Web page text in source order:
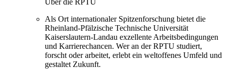
Als Ort internationaler Spitzenforschung bietet die
Rheinland-Pfälzische Technische Universität
Kaiserslautern-Landau exzellente Arbeitsbedingungen
und Karrierechancen. Wer an der RPTU studiert,
forscht oder arbeitet, erlebt ein weltoffenes Umfeld und
gestaltet Zukunft.